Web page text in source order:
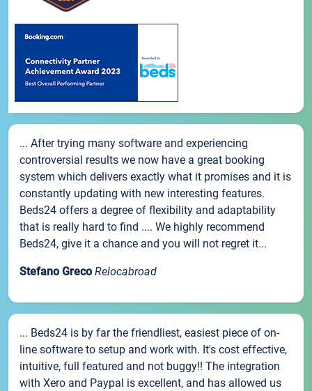
... After trying many software and experiencing
controversial results we now have a great booking
system which delivers exactly what it promises and it is
constantly updating with new interesting features.
Beds24 offers a degree of flexibility and adaptability
that is really hard to find .... We highly recommend
Beds24, give it a chance and you will not regret it...
Stefano Greco Relocabroad
... Beds24 is by far the friendliest, easiest piece of on-
line software to setup and work with. It's cost effective,
intuitive, full featured and not buggy!! The integration
with Xero and Paypal is excellent, and has allowed us